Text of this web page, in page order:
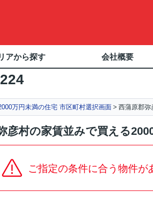
アから探す 会社概要
万円未満の住宅 市区町村選択画面 西蒲原郡弥
彦村の家賃並みで買える
ご指定の条件に合う物件が